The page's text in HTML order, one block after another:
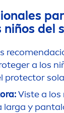
del
recomen
a los
protector
ora:Viste a los
larga y